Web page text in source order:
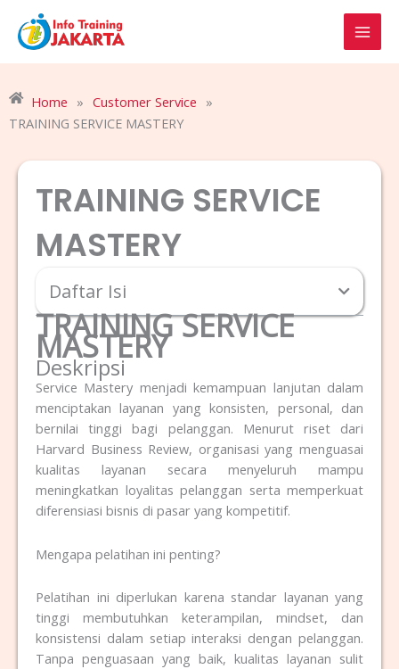
content
Home » Customer Service »
TRAINING SERVICE MASTERY
TRAINING SERVICE
MASTERY
Daftar Isi
TRAINING SERVICE
MASTERY
Deskripsi
Service Mastery menjadi kemampuan lanjutan dalam
menciptakan layanan yang konsisten, personal, dan
bernilai tinggi bagi pelanggan. Menurut riset dari
Harvard Business Review, organisasi yang menguasai
kualitas layanan secara menyeluruh mampu
meningkatkan loyalitas pelanggan serta memperkuat
diferensiasi bisnis di pasar yang kompetitif.
Mengapa pelatihan ini penting?
Pelatihan ini diperlukan karena standar layanan yang
tinggi membutuhkan keterampilan, mindset, dan
konsistensi dalam setiap interaksi dengan pelanggan.
Tanpa penguasaan yang baik, kualitas layanan sulit